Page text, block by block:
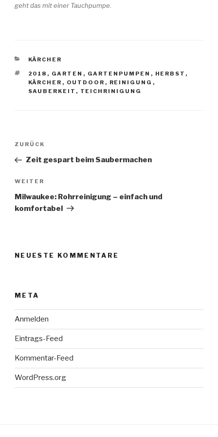
geht das mit einer Tauchpumpe.
KATEGORIEN
KÄRCHER
SCHLAGWÖRTER
2018 , GARTEN , GARTENPUMPEN , HERBST ,
KÄRCHER , OUTDOOR , REINIGUNG ,
SAUBERKEIT , TEICHRINIGUNG
Beitragsnavigation
Vorheriger
Beitrag
ZURÜCK
Zeit gespart beim Saubermachen
Nächster
Beitrag
WEITER
Milwaukee: Rohrreinigung – einfach und
komfortabel
NEUESTE KOMMENTARE
META
Anmelden
Eintrags-Feed
Kommentar-Feed
WordPress.org